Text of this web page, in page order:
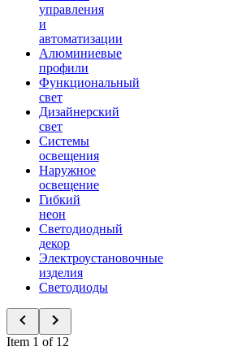
управления
и
автоматизации
Алюминиевые
профили
Функциональный
свет
Дизайнерский
свет
Системы
освещения
Наружное
освещение
Гибкий
неон
Светодиодный
декор
Электроустановочные
изделия
Светодиоды
Item 1 of 12